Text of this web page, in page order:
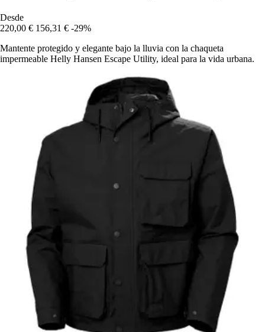
Desde
220,00 € 156,31 € -29%
Mantente protegido y elegante bajo la lluvia con la chaqueta
impermeable Helly Hansen Escape Utility, ideal para la vida urbana.